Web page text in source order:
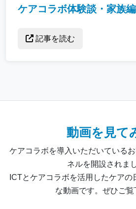
ケアコラボ体験談・家族編
記事を読む
動画を見て
ケアコラボを導入いただいている
ネルを開設されま
ICTとケアコラボを活用したケア
な動画です。ぜひご覧